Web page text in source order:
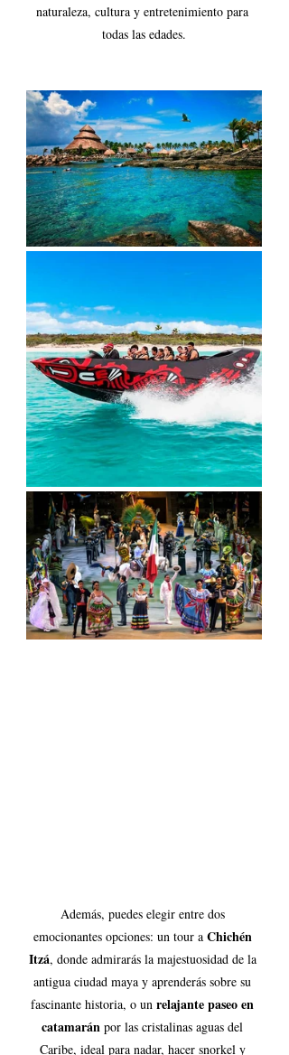
naturaleza, cultura y entretenimiento para
todas las edades.
Además, puedes elegir entre dos
emocionantes opciones: un tour a Chichén
Itzá, donde admirarás la majestuosidad de la
antigua ciudad maya y aprenderás sobre su
fascinante historia, o un relajante paseo en
catamarán por las cristalinas aguas del
Caribe, ideal para nadar, hacer snorkel y